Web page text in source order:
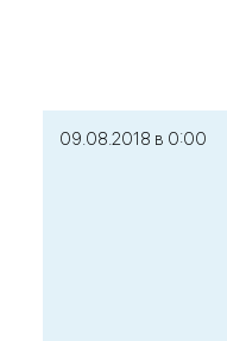
09.08.2018 в 0:00